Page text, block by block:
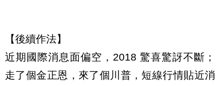
【後續作法】
近期國際消息面偏空，2018 驚喜驚訝不斷；
走了個金正恩，來了個川普，短線行情貼近消